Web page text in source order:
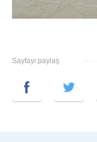
Sayfayı paylaş